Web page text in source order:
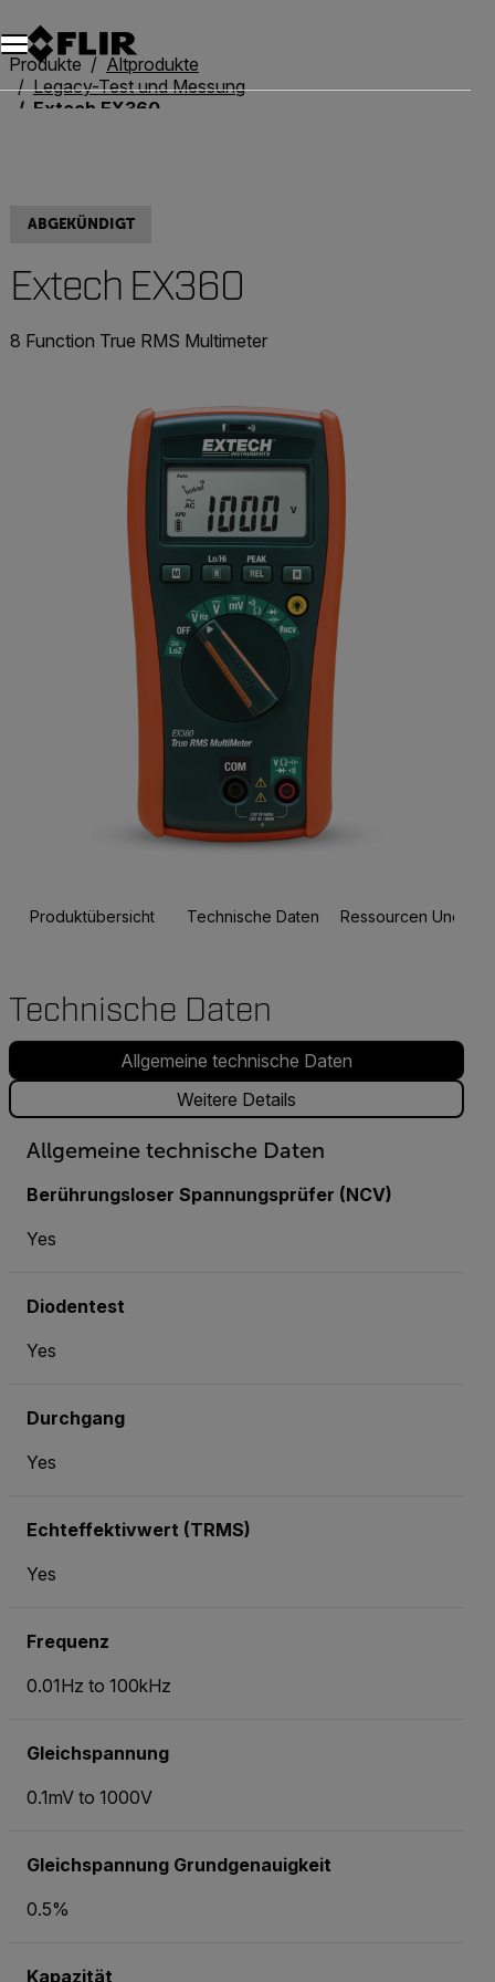
Unread messages
Modell
Entfernen
Elemente
Element
In den Warenkorb
Im Warenkorb
Produkte
Altprodukte
Legacy-Test und Messung
Extech EX360
ABGEKÜNDIGT
Extech EX360
8 Function True RMS Multimeter
Produktübersicht Technische Daten Ressourcen Und
Technische Daten
Allgemeine technische Daten
Weitere Details
Allgemeine technische Daten
Berührungsloser Spannungsprüfer (NCV)
Yes
Diodentest
Yes
Durchgang
Yes
Echteffektivwert (TRMS)
Yes
Frequenz
0.01Hz to 100kHz
Gleichspannung
0.1mV to 1000V
Gleichspannung Grundgenauigkeit
0.5%
Kapazität